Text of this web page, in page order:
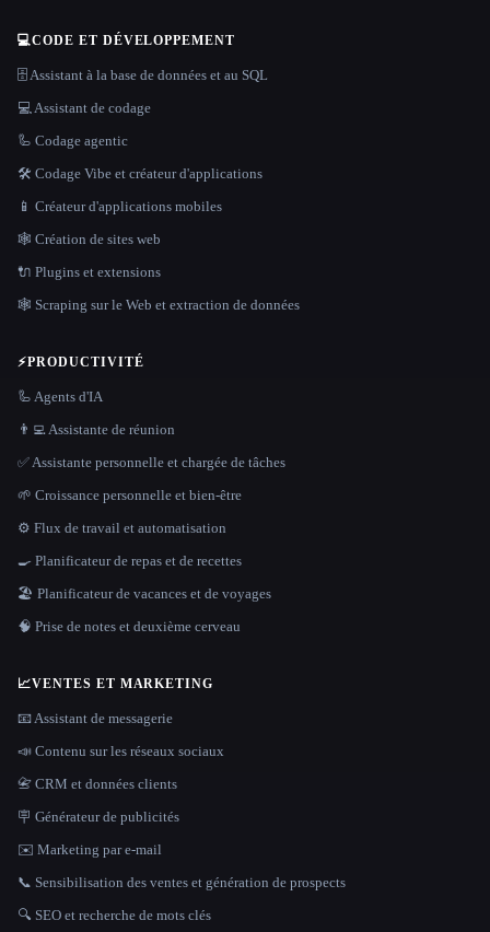
💻CODE ET DÉVELOPPEMENT
🗄️ Assistant à la base de données et au SQL
💻 Assistant de codage
🦾 Codage agentic
🛠️ Codage Vibe et créateur d'applications
📱 Créateur d'applications mobiles
🕸 Création de sites web
🔌 Plugins et extensions
🕸️ Scraping sur le Web et extraction de données
⚡PRODUCTIVITÉ
🦾 Agents d'IA
👨‍💻 Assistante de réunion
✅ Assistante personnelle et chargée de tâches
🌱 Croissance personnelle et bien-être
⚙️ Flux de travail et automatisation
🍳 Planificateur de repas et de recettes
🏖 Planificateur de vacances et de voyages
🧠 Prise de notes et deuxième cerveau
📈VENTES ET MARKETING
📧 Assistant de messagerie
📣 Contenu sur les réseaux sociaux
📇 CRM et données clients
🪧 Générateur de publicités
✉️ Marketing par e-mail
📞 Sensibilisation des ventes et génération de prospects
🔍 SEO et recherche de mots clés